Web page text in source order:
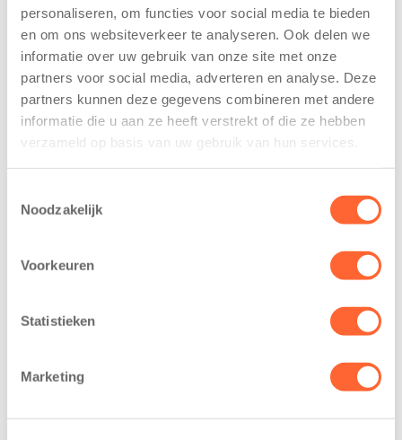
personaliseren, om functies voor social media te bieden
en om ons websiteverkeer te analyseren. Ook delen we
informatie over uw gebruik van onze site met onze
partners voor social media, adverteren en analyse. Deze
partners kunnen deze gegevens combineren met andere
informatie die u aan ze heeft verstrekt of die ze hebben
verzameld op basis van uw gebruik van hun services.
Noodzakelijk
Voorkeuren
Statistieken
Marketing
Kinderen BSO
De
Westerburcht
trainen alvast
Mini 4 Mijl
7 augustus 2026
2026 – Kinderen
Eelde trainden
voor de Kids First
kregen een…
Kids First
tekent
koopcontract
voor nieuw
wijk Wiarda in
realisatie van een